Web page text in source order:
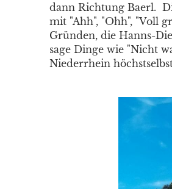
dann Richtung Baerl.
mit "Ahh", "Ohh", "Voll
Gründen, die Hanns-
sage Dinge wie "Nicht
Niederrhein